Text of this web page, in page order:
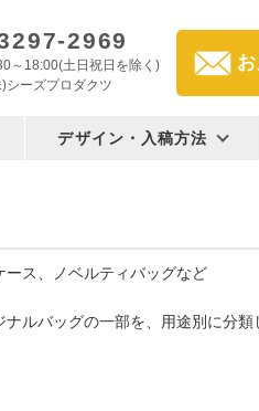
2969
～18:00(土日祝日を除く)
シーズプロダクツ
デザイン・入稿方法
ス、ノベルティバッグなど
ルバッグの一部を、用途別に分類